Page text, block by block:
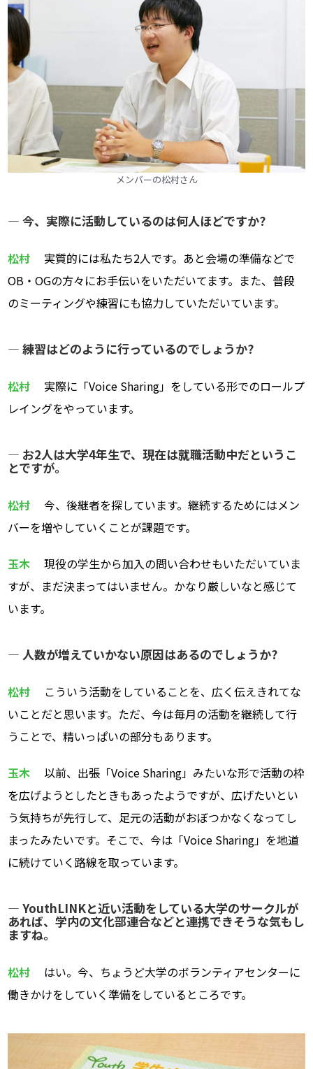
メンバーの松村さん
― 今、実際に活動しているのは何人ほどですか?
松村
実質的には私たち2人です。あと会場の準備などで
OB・OGの方々にお手伝いをいただいてます。また、普段
のミーティングや練習にも協力していただいています。
― 練習はどのように行っているのでしょうか?
松村
実際に「Voice Sharing」をしている形でのロールプ
レイングをやっています。
― お2人は大学4年生で、現在は就職活動中だというこ
とですが。
松村
今、後継者を探しています。継続するためにはメン
バーを増やしていくことが課題です。
玉木
現役の学生から加入の問い合わせもいただいていま
すが、まだ決まってはいません。かなり厳しいなと感じて
います。
― 人数が増えていかない原因はあるのでしょうか?
松村
こういう活動をしていることを、広く伝えきれてな
いことだと思います。ただ、今は毎月の活動を継続して行
うことで、精いっぱいの部分もあります。
玉木
以前、出張「Voice Sharing」みたいな形で活動の枠
を広げようとしたときもあったようですが、広げたいとい
う気持ちが先行して、足元の活動がおぼつかなくなってし
まったみたいです。そこで、今は「Voice Sharing」を地道
に続けていく路線を取っています。
― YouthLINKと近い活動をしている大学のサークルが
あれば、学内の文化部連合などと連携できそうな気もし
ますね。
松村
はい。今、ちょうど大学のボランティアセンターに
働きかけをしていく準備をしているところです。